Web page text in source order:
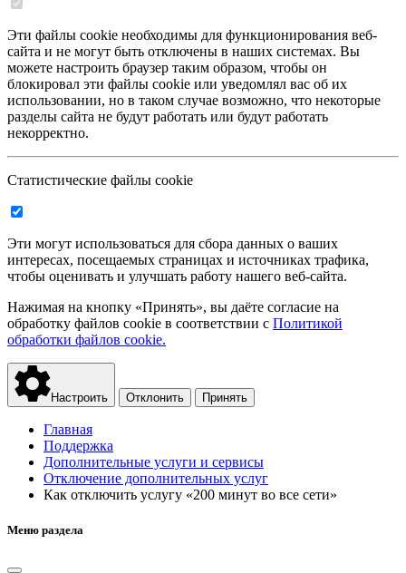
Эти файлы cookie необходимы для функционирования веб-
сайта и не могут быть отключены в наших системах. Вы
можете настроить браузер таким образом, чтобы он
блокировал эти файлы cookie или уведомлял вас об их
использовании, но в таком случае возможно, что некоторые
разделы сайта не будут работать или будут работать
некорректно.
Статистические файлы cookie
Эти могут использоваться для сбора данных о ваших
интересах, посещаемых страницах и источниках трафика,
чтобы оценивать и улучшать работу нашего веб-сайта.
Нажимая на кнопку «Принять», вы даёте согласие на
обработку файлов cookie в соответствии с Политикой
обработки файлов cookie.
Настроить Отклонить Принять
Главная
Поддержка
Дополнительные услуги и сервисы
Отключение дополнительных услуг
Как отключить услугу «200 минут во все сети»
Меню раздела